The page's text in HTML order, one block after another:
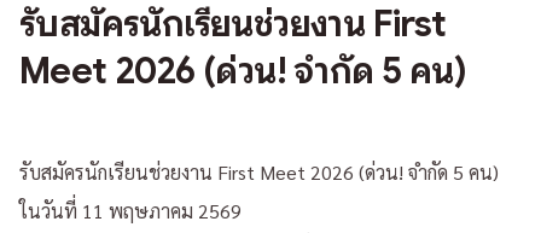
รับสมัครนักเรียนช่วยงาน First
Meet 2026 (ด่วน! จำกัด 5 คน)
รับสมัครนักเรียนช่วยงาน First Meet 2026 (ด่วน! จำกัด 5 คน)
ในวันที่ 11 พฤษภาคม 2569